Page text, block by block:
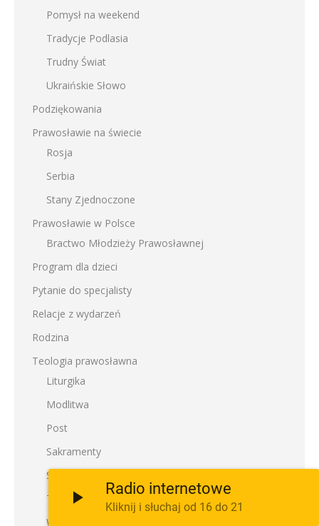
Pomysł na weekend
Tradycje Podlasia
Trudny Świat
Ukraińskie Słowo
Podziękowania
Prawosławie na świecie
Rosja
Serbia
Stany Zjednoczone
Prawosławie w Polsce
Bractwo Młodzieży Prawosławnej
Program dla dzieci
Pytanie do specjalisty
Relacje z wydarzeń
Rodzina
Teologia prawosławna
Liturgika
Modlitwa
Post
Sakramenty
Synaksariony
Teologia liturgiczna
Wielkanoc
Radio internetowe
Kliknij i słuchaj od 16 do 21